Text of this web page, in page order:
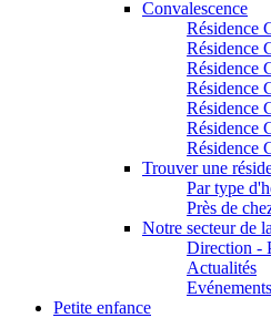
Convalescence
Résidence
Résidence
Résidence
Résidence
Résidence
Résidence
Résidence
Trouver une
Par type
Près de
Notre secteur de
Direction -
Actualités
Evénements
Petite enfance